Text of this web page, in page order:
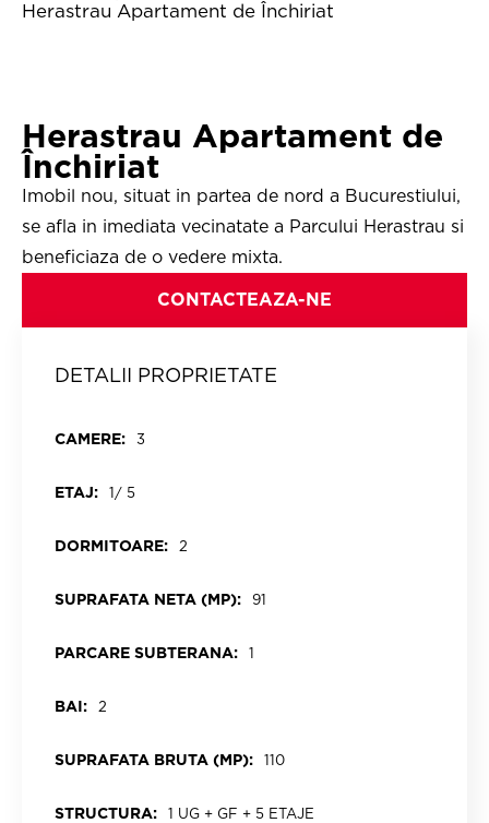
Herastrau Apartament de Închiriat
Herastrau Apartament de
Închiriat
Imobil nou, situat in partea de nord a Bucurestiului,
se afla in imediata vecinatate a Parcului Herastrau si
beneficiaza de o vedere mixta.
CONTACTEAZA-NE
DETALII PROPRIETATE
CAMERE: 3
ETAJ: 1/ 5
DORMITOARE: 2
SUPRAFATA NETA (MP): 91
PARCARE SUBTERANA: 1
BAI: 2
SUPRAFATA BRUTA (MP): 110
STRUCTURA: 1 UG + GF + 5 ETAJE